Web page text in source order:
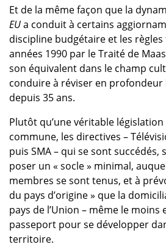
Et de la même façon que la
EUa conduit à certains
discipline budgétaire et les
années 1990 par le Traité de
son équivalent dans le champ
conduire à réviser en profondeur
depuis 35 ans.
Plutôt qu’une véritable
commune, les directives –
puis SMA – qui se sont succédés,
poser un « socle » minimal,
membres se sont tenus, et à
du pays d’origine » que la
pays de l’Union – même le moins
passeport pour se développer
territoire.